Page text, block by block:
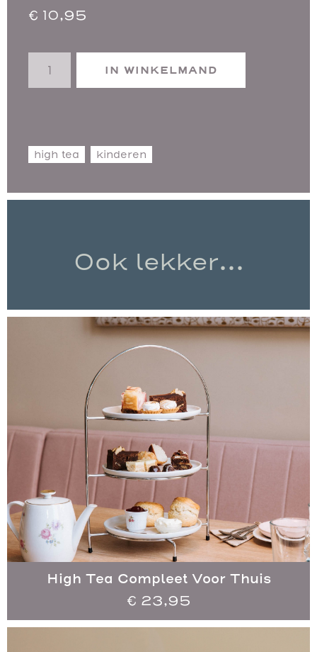
€ 10,95
IN WINKELMAND
high tea kinderen
Ook lekker...
High Tea Compleet Voor Thuis
€ 23,95